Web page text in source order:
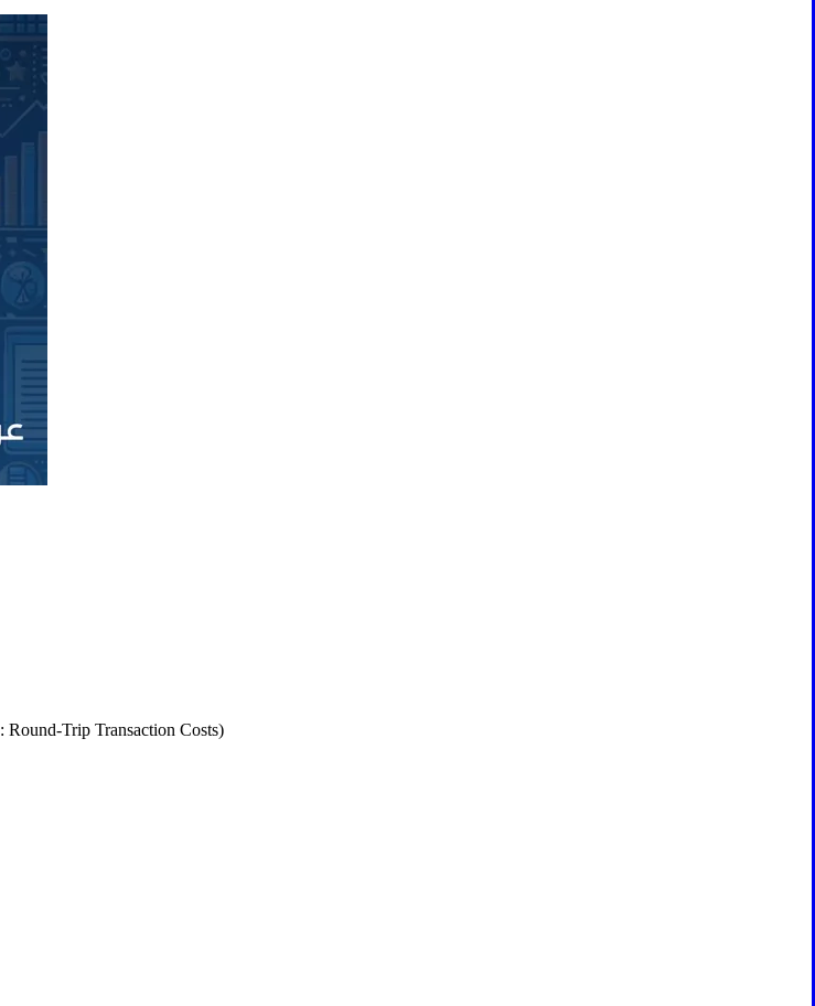
(تكاليف المعاملات الدائرية : Circular Transaction Costs تكاليف المعاملات ذات الرحلة الكاملة : Round-Trip Transaction Costs)